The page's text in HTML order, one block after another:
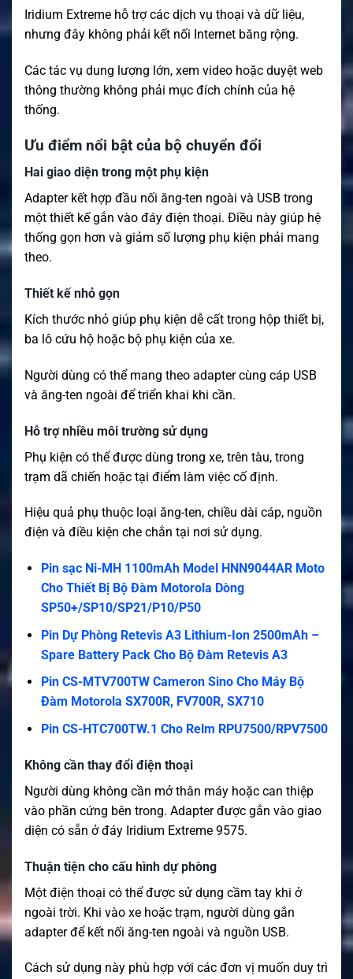
Iridium Extreme hỗ trợ các dịch vụ thoại và dữ liệu,
nhưng đây không phải kết nối Internet băng rộng.
Các tác vụ dung lượng lớn, xem video hoặc duyệt web
thông thường không phải mục đích chính của hệ
thống.
Ưu điểm nổi bật của bộ chuyển đổi
Hai giao diện trong một phụ kiện
Adapter kết hợp đầu nối ăng-ten ngoài và USB trong
một thiết kế gắn vào đáy điện thoại. Điều này giúp hệ
thống gọn hơn và giảm số lượng phụ kiện phải mang
theo.
Thiết kế nhỏ gọn
Kích thước nhỏ giúp phụ kiện dễ cất trong hộp thiết bị,
ba lô cứu hộ hoặc bộ phụ kiện của xe.
Người dùng có thể mang theo adapter cùng cáp USB
và ăng-ten ngoài để triển khai khi cần.
Hỗ trợ nhiều môi trường sử dụng
Phụ kiện có thể được dùng trong xe, trên tàu, trong
trạm dã chiến hoặc tại điểm làm việc cố định.
Hiệu quả phụ thuộc loại ăng-ten, chiều dài cáp, nguồn
điện và điều kiện che chắn tại nơi sử dụng.
Pin sạc Ni-MH 1100mAh Model HNN9044AR Moto
Cho Thiết Bị Bộ Đàm Motorola Dòng
SP50+/SP10/SP21/P10/P50
Pin Dự Phòng Retevis A3 Lithium-Ion 2500mAh –
Spare Battery Pack Cho Bộ Đàm Retevis A3
Pin CS-MTV700TW Cameron Sino Cho Máy Bộ
Đàm Motorola SX700R, FV700R, SX710
Pin CS-HTC700TW.1 Cho Relm RPU7500/RPV7500
Không cần thay đổi điện thoại
Người dùng không cần mở thân máy hoặc can thiệp
vào phần cứng bên trong. Adapter được gắn vào giao
diện có sẵn ở đáy Iridium Extreme 9575.
Thuận tiện cho cấu hình dự phòng
Một điện thoại có thể được sử dụng cầm tay khi ở
ngoài trời. Khi vào xe hoặc trạm, người dùng gắn
adapter để kết nối ăng-ten ngoài và nguồn USB.
Cách sử dụng này phù hợp với các đơn vị muốn duy trì